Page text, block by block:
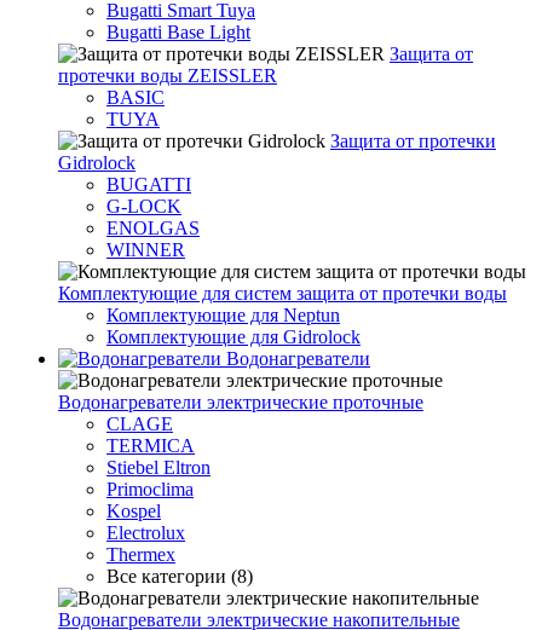
Bugatti Smart Tuya
Bugatti Base Light
Защита от
протечки воды ZEISSLER
BASIC
TUYA
Защита от протечки
Gidrolock
BUGATTI
G-LOCK
ENOLGAS
WINNER
Комплектующие для систем защита от протечки воды
Комплектующие для Neptun
Комплектующие для Gidrolock
Водонагреватели
Водонагреватeли электрические проточные
CLAGE
TERMICA
Stiebel Eltron
Primoclima
Kospel
Electrolux
Thermex
Все категории (8)
Водонагреватели электрические накопительные